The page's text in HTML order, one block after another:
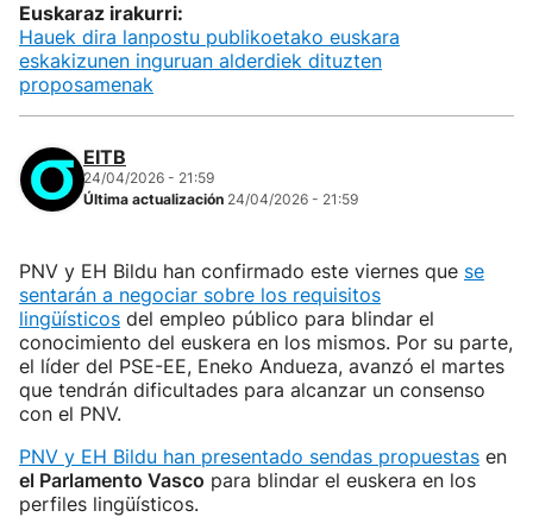
Euskaraz irakurri:
Hauek dira lanpostu publikoetako euskara
eskakizunen inguruan alderdiek dituzten
proposamenak
EITB
24/04/2026 - 21:59
Última actualización 24/04/2026 - 21:59
PNV y EH Bildu han confirmado este viernes que se
sentarán a negociar sobre los requisitos
lingüísticos del empleo público para blindar el
conocimiento del euskera en los mismos. Por su parte,
el líder del PSE-EE, Eneko Andueza, avanzó el martes
que tendrán dificultades para alcanzar un consenso
con el PNV.
PNV y EH Bildu han presentado sendas propuestas en
el Parlamento Vasco para blindar el euskera en los
perfiles lingüísticos.